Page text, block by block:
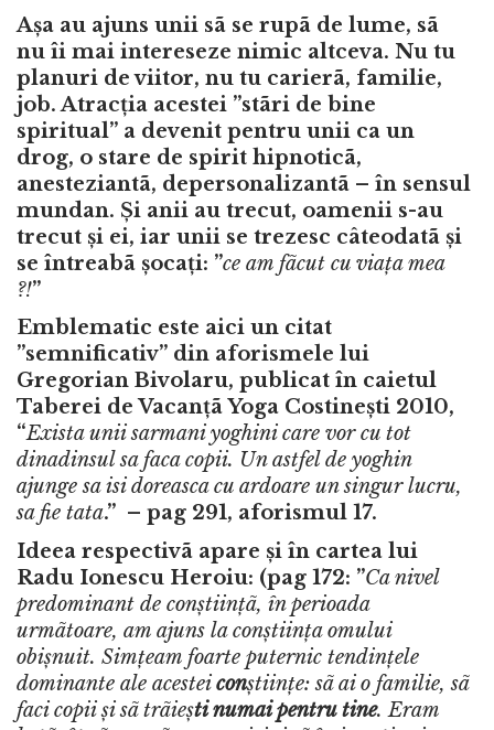
Așa au ajuns unii sã se rupã de lume, sã
nu îi mai intereseze nimic altceva. Nu tu
planuri de viitor, nu tu carierã, familie,
job. Atracția acestei ”stãri de bine
spiritual” a devenit pentru unii ca un
drog, o stare de spirit hipnoticã,
anesteziantã, depersonalizantã – în sensul
mundan. Și anii au trecut, oamenii s-au
trecut și ei, iar unii se trezesc câteodatã și
se întreabã șocați: ”ce am fãcut cu viața mea
?!”
Emblematic este aici un citat
”semnificativ” din aforismele lui
Gregorian Bivolaru, publicat în caietul
Taberei de Vacanțã Yoga Costinești 2010,
“Exista unii sarmani yoghini care vor cu tot
dinadinsul sa faca copii. Un astfel de yoghin
ajunge sa isi doreasca cu ardoare un singur lucru,
sa fie tata.” – pag 291, aforismul 17.
Ideea respectivã apare și în cartea lui
Radu Ionescu Heroiu: (pag 172: ”Ca nivel
predominant de conștiințã, în perioada
urmãtoare, am ajuns la conștiința omului
obișnuit. Simțeam foarte puternic tendințele
dominante ale acesteiconștiințe: sã ai o familie, sã
faci copiiși sã trãiești numai pentru tine. Eram